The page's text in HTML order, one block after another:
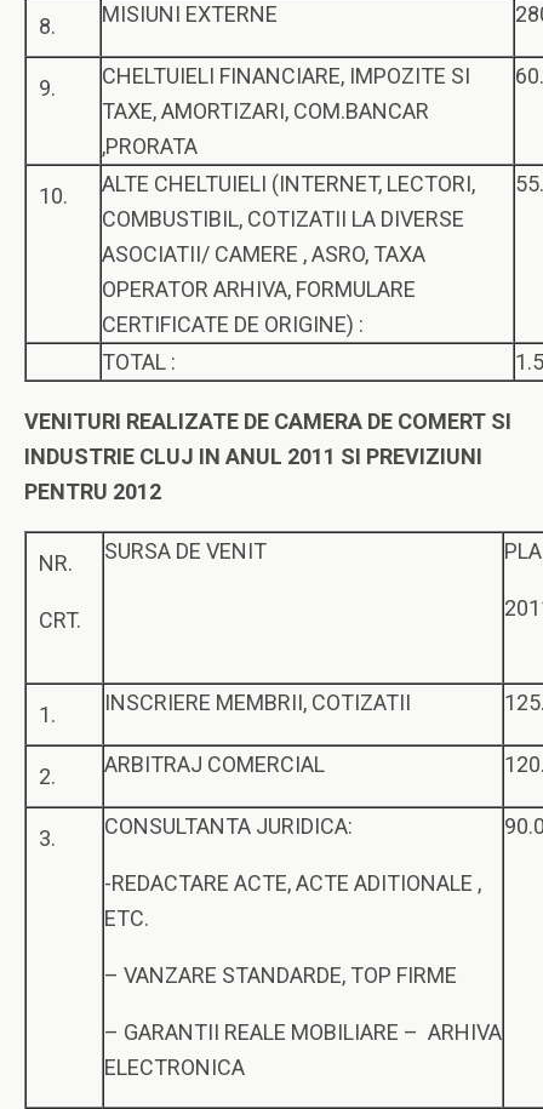
8. MISIUNI EXTERNE
9.
CHELTUIELI FINANCIARE, IMPOZITE SI
TAXE, AMORTIZARI, COM.BANCAR
,PRORATA
10.
ALTE CHELTUIELI (INTERNET, LECTORI,
COMBUSTIBIL, COTIZATII LA DIVERSE
ASOCIATII/ CAMERE , ASRO, TAXA
OPERATOR ARHIVA, FORMULARE
CERTIFICATE DE ORIGINE) :
TOTAL :
VENITURI REALIZATE DE CAMERA DE COMERT SI
INDUSTRIE CLUJ IN ANUL 2011 SI PREVIZIUNI
PENTRU 2012
NR.
CRT.
SURSA DE VENIT
1. INSCRIERE MEMBRII, COTIZATII
2. ARBITRAJ COMERCIAL
3. CONSULTANTA JURIDICA:
-REDACTARE ACTE, ACTE ADITIONALE ,
ETC.
– VANZARE STANDARDE, TOP FIRME
– GARANTII REALE MOBILIARE – ARHIVA
ELECTRONICA